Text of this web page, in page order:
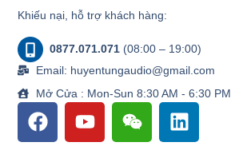
Khiếu nại, hỗ trợ khách hàng:
0877.071.071 (08:00 – 19:00)
Email: huyentungaudio@gmail.com
Mở Cửa : Mon-Sun 8:30 AM - 6:30 PM